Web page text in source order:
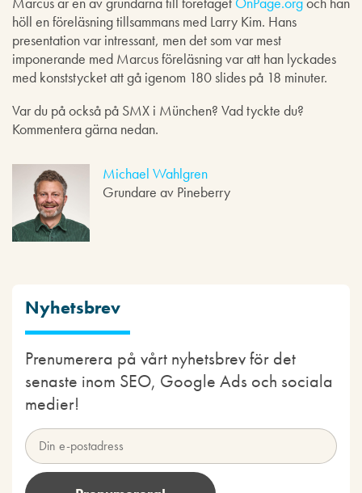
höll en föreläsning tillsammans med Larry Kim. Hans
presentation var intressant, men det som var mest
imponerande med Marcus föreläsning var att han lyckades
med konststycket att gå igenom 180 slides på 18 minuter.
Var du på också på SMX i München? Vad tyckte du?
Kommentera gärna nedan.
Michael Wahlgren
Grundare av Pineberry
Nyhetsbrev
Prenumerera på vårt nyhetsbrev för det
senaste inom SEO, Google Ads och sociala
medier!